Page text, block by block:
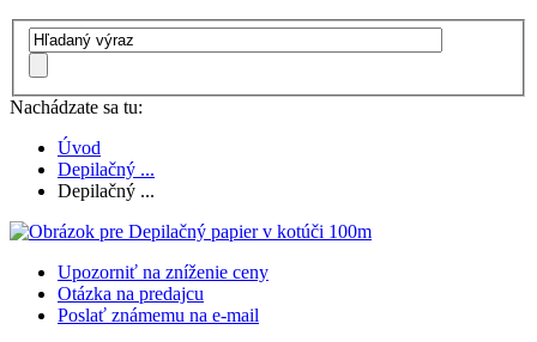
Nachádzate sa tu:
Úvod
Depilačný ...
Depilačný ...
Upozorniť na zníženie ceny
Otázka na predajcu
Poslať známemu na e-mail